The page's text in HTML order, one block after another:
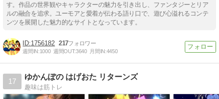
す。作品の世界観やキャラクターの魅力を引き出し、ファンタジーとリア
ルの融合を追求。ユーモアと愛着が伝わる語り口で、遊び心溢れるコンテ
ンツを展開した魅力的なサイトとなっています。
1756182 217
週間IN:1000 週間OUT:3640 月間IN:4450
17
ゆかんぽの はげおた リターンズ
趣味は筋トレ